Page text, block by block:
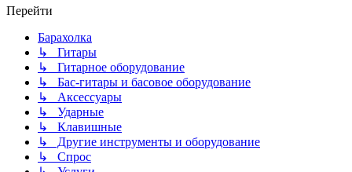
Перейти
Барахолка
↳ Гитары
↳ Гитарное оборудование
↳ Бас-гитары и басовое оборудование
↳ Аксессуары
↳ Ударные
↳ Клавишные
↳ Другие инструменты и оборудование
↳ Спрос